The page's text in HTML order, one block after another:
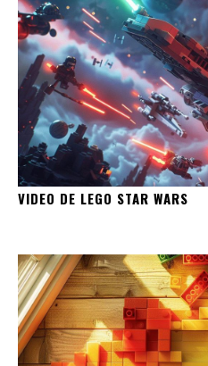
VIDEO DE LEGO STAR WARS